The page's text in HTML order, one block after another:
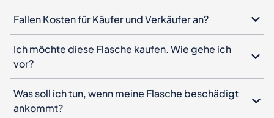
Fallen Kosten für Käufer und Verkäufer an?
Ich möchte diese Flasche kaufen. Wie gehe ich
vor?
Was soll ich tun, wenn meine Flasche beschädigt
ankommt?